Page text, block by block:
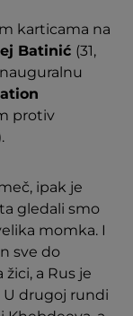
karticama na
Batinić (31,
protiv
ipak je
gledali smo
momka. I
sve do
a Rus je
U drugoj rundi